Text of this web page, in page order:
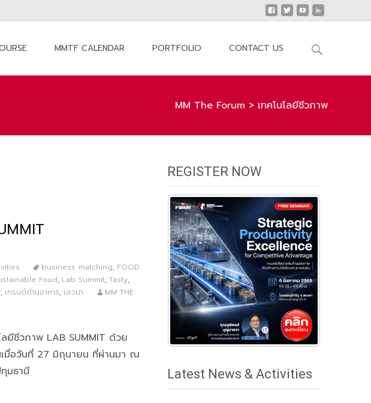
MMTF CALENDAR PORTFOLIO CONTACT US
Search
MM The Forum > เทคโนโลยีชีวภาพ
business matching, FOOD
Food, Lab Summit, Tasty,
, เทรนด์ด้านอาหาร, เสวนา
MM THE
ลยีชีวภาพ LAB SUMMIT ด้วย
มื่อวันที่ 27 มิถุนายน ที่ผ่านมา ณ
มธานี
REGISTER NOW
Latest News & Activities